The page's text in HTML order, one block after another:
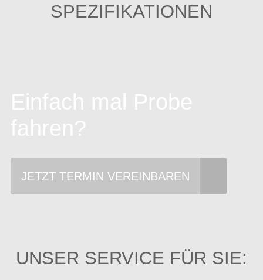
SPEZIFIKATIONEN
JETZT TERMIN VEREINBAREN
UNSER SERVICE FÜR SIE: